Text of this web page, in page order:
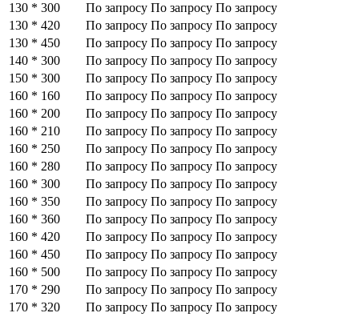
130 * 300
По запросу По запросу По запросу
130 * 420
По запросу По запросу По запросу
130 * 450
По запросу По запросу По запросу
140 * 300
По запросу По запросу По запросу
150 * 300
По запросу По запросу По запросу
160 * 160
По запросу По запросу По запросу
160 * 200
По запросу По запросу По запросу
160 * 210
По запросу По запросу По запросу
160 * 250
По запросу По запросу По запросу
160 * 280
По запросу По запросу По запросу
160 * 300
По запросу По запросу По запросу
160 * 350
По запросу По запросу По запросу
160 * 360
По запросу По запросу По запросу
160 * 420
По запросу По запросу По запросу
160 * 450
По запросу По запросу По запросу
160 * 500
По запросу По запросу По запросу
170 * 290
По запросу По запросу По запросу
170 * 320
По запросу По запросу По запросу